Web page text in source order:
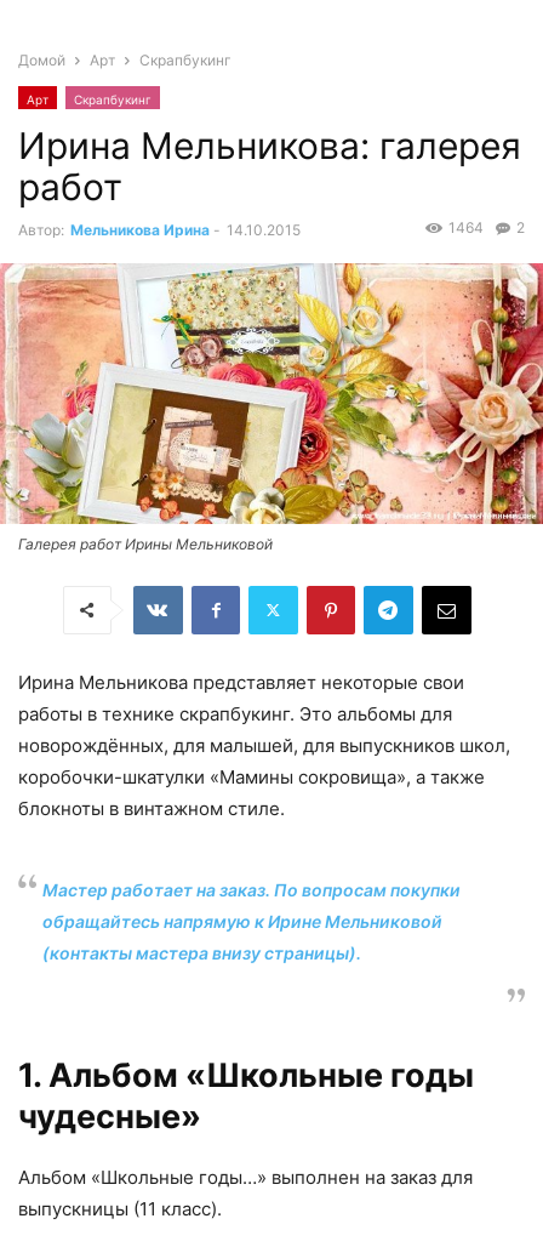
Домой Арт Скрапбукинг
Арт Скрапбукинг
Ирина Мельникова: галерея
работ
Автор: Мельникова Ирина - 14.10.2015 2
1464
Галерея работ Ирины Мельниковой
Ирина Мельникова представляет некоторые свои
работы в технике скрапбукинг. Это альбомы для
новорождённых, для малышей, для выпускников школ,
коробочки-шкатулки «Мамины сокровища», а также
блокноты в винтажном стиле.
Мастер работает на заказ. По вопросам покупки
обращайтесь напрямую к Ирине Мельниковой
(контакты мастера внизу страницы).
1. Альбом «Школьные годы
чудесные»
Альбом «Школьные годы…» выполнен на заказ для
выпускницы (11 класс).